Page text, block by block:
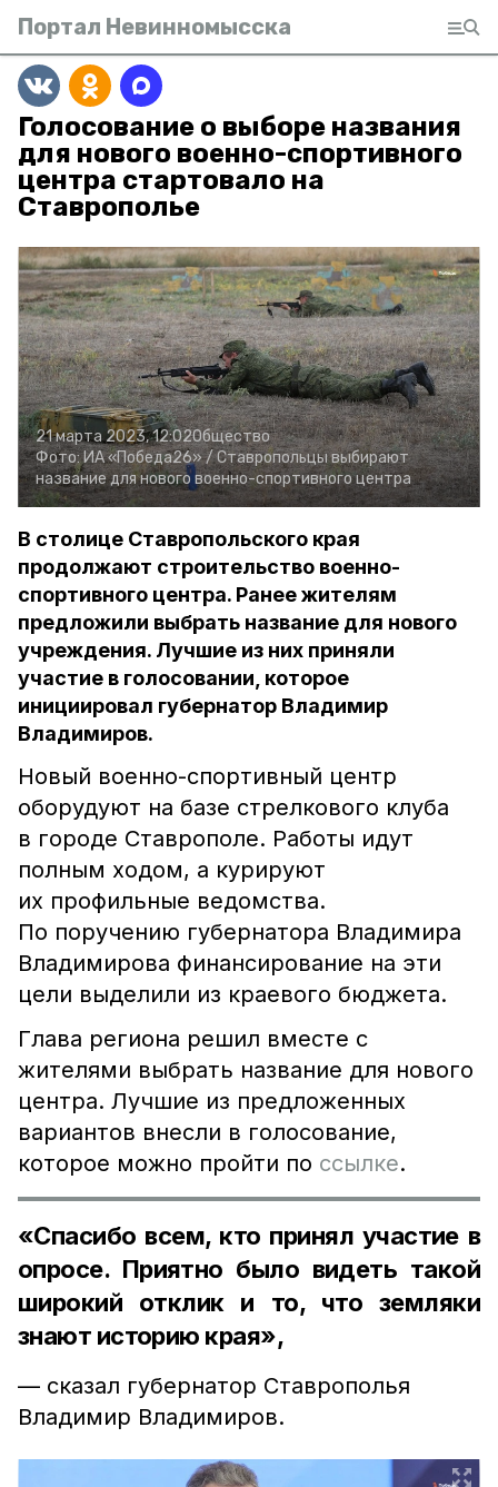
Портал Невинномысска
Голосование о выборе названия
для нового военно-спортивного
центра стартовало на
Ставрополье
21 марта 2023, 12:02Общество
Фото:ИА «Победа26» / Ставропольцы выбирают
название для нового военно-спортивного центра
В столице Ставропольского края
продолжают строительство военно-
спортивного центра. Ранее жителям
предложили выбрать название для нового
учреждения. Лучшие из них приняли
участие в голосовании, которое
инициировал губернатор Владимир
Владимиров.
Новый военно-спортивный центр
оборудуют на базе стрелкового клуба
в городе Ставрополе. Работы идут
полным ходом, а курируют
их профильные ведомства.
По поручению губернатора Владимира
Владимирова финансирование на эти
цели выделили из краевого бюджета.
Глава региона решил вместе с
жителями выбрать название для нового
центра. Лучшие из предложенных
вариантов внесли в голосование,
которое можно пройти по ссылке.
«Спасибо всем, кто принял участие в
опросе. Приятно было видеть такой
широкий отклик и то, что земляки
знают историю края»,
— сказал губернатор Ставрополья
Владимир Владимиров.